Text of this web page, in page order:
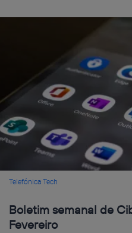
Telefónica Tech
Boletim semanal de
Fevereiro